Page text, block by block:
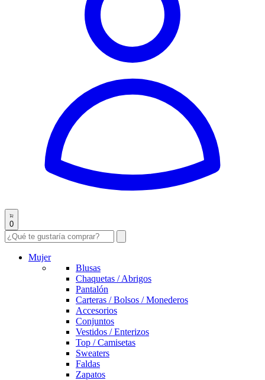
0
Mujer
Blusas
Chaquetas / Abrigos
Pantalón
Carteras / Bolsos / Monederos
Accesorios
Conjuntos
Vestidos / Enterizos
Top / Camisetas
Sweaters
Faldas
Zapatos